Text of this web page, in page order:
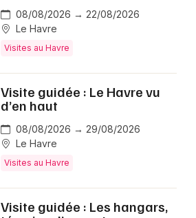
08/08/2026 → 22/08/2026
Le Havre
Visites au Havre
Visite guidée : Le Havre vu
d’en haut
08/08/2026 → 29/08/2026
Le Havre
Visites au Havre
Visite guidée : Les hangars,